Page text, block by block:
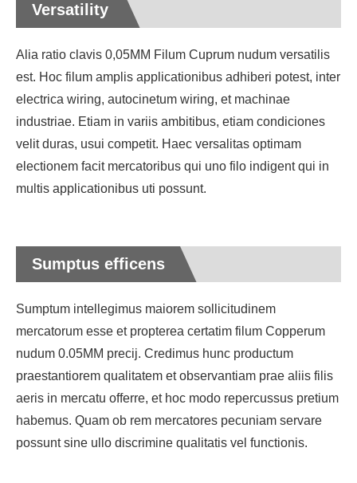
Versatility
Alia ratio clavis 0,05MM Filum Cuprum nudum versatilis
est. Hoc filum amplis applicationibus adhiberi potest, inter
electrica wiring, autocinetum wiring, et machinae
industriae. Etiam in variis ambitibus, etiam condiciones
velit duras, usui competit. Haec versalitas optimam
electionem facit mercatoribus qui uno filo indigent qui in
multis applicationibus uti possunt.
Sumptus efficens
Sumptum intellegimus maiorem sollicitudinem
mercatorum esse et propterea certatim filum Copperum
nudum 0.05MM precij. Credimus hunc productum
praestantiorem qualitatem et observantiam prae aliis filis
aeris in mercatu offerre, et hoc modo repercussus pretium
habemus. Quam ob rem mercatores pecuniam servare
possunt sine ullo discrimine qualitatis vel functionis.